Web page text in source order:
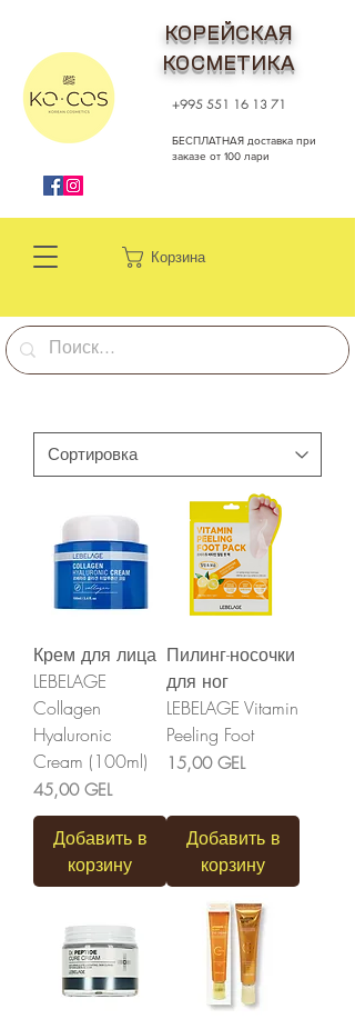
Корзина
КОРЕЙСКАЯ
КОСМЕТИКА
+995 551 16 13 71
БЕСПЛАТНАЯ доставка при
заказе от 100 лари
Крем для лица
LEBELAGE
Collagen
Hyaluronic
Cream (100ml)
Цена
45,00 GEL
Добавить в
корзину
Пилинг-носочки
для ног
LEBELAGE Vitamin
Peeling Foot
Цена
15,00 GEL
Добавить в
корзину